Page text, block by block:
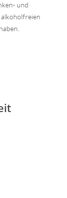
und
alkoholfreien